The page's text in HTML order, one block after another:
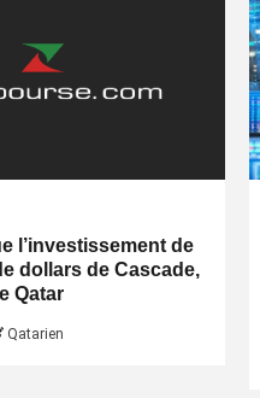
l’investissement de
dollars de Cascade,
Qatar
Qatarien